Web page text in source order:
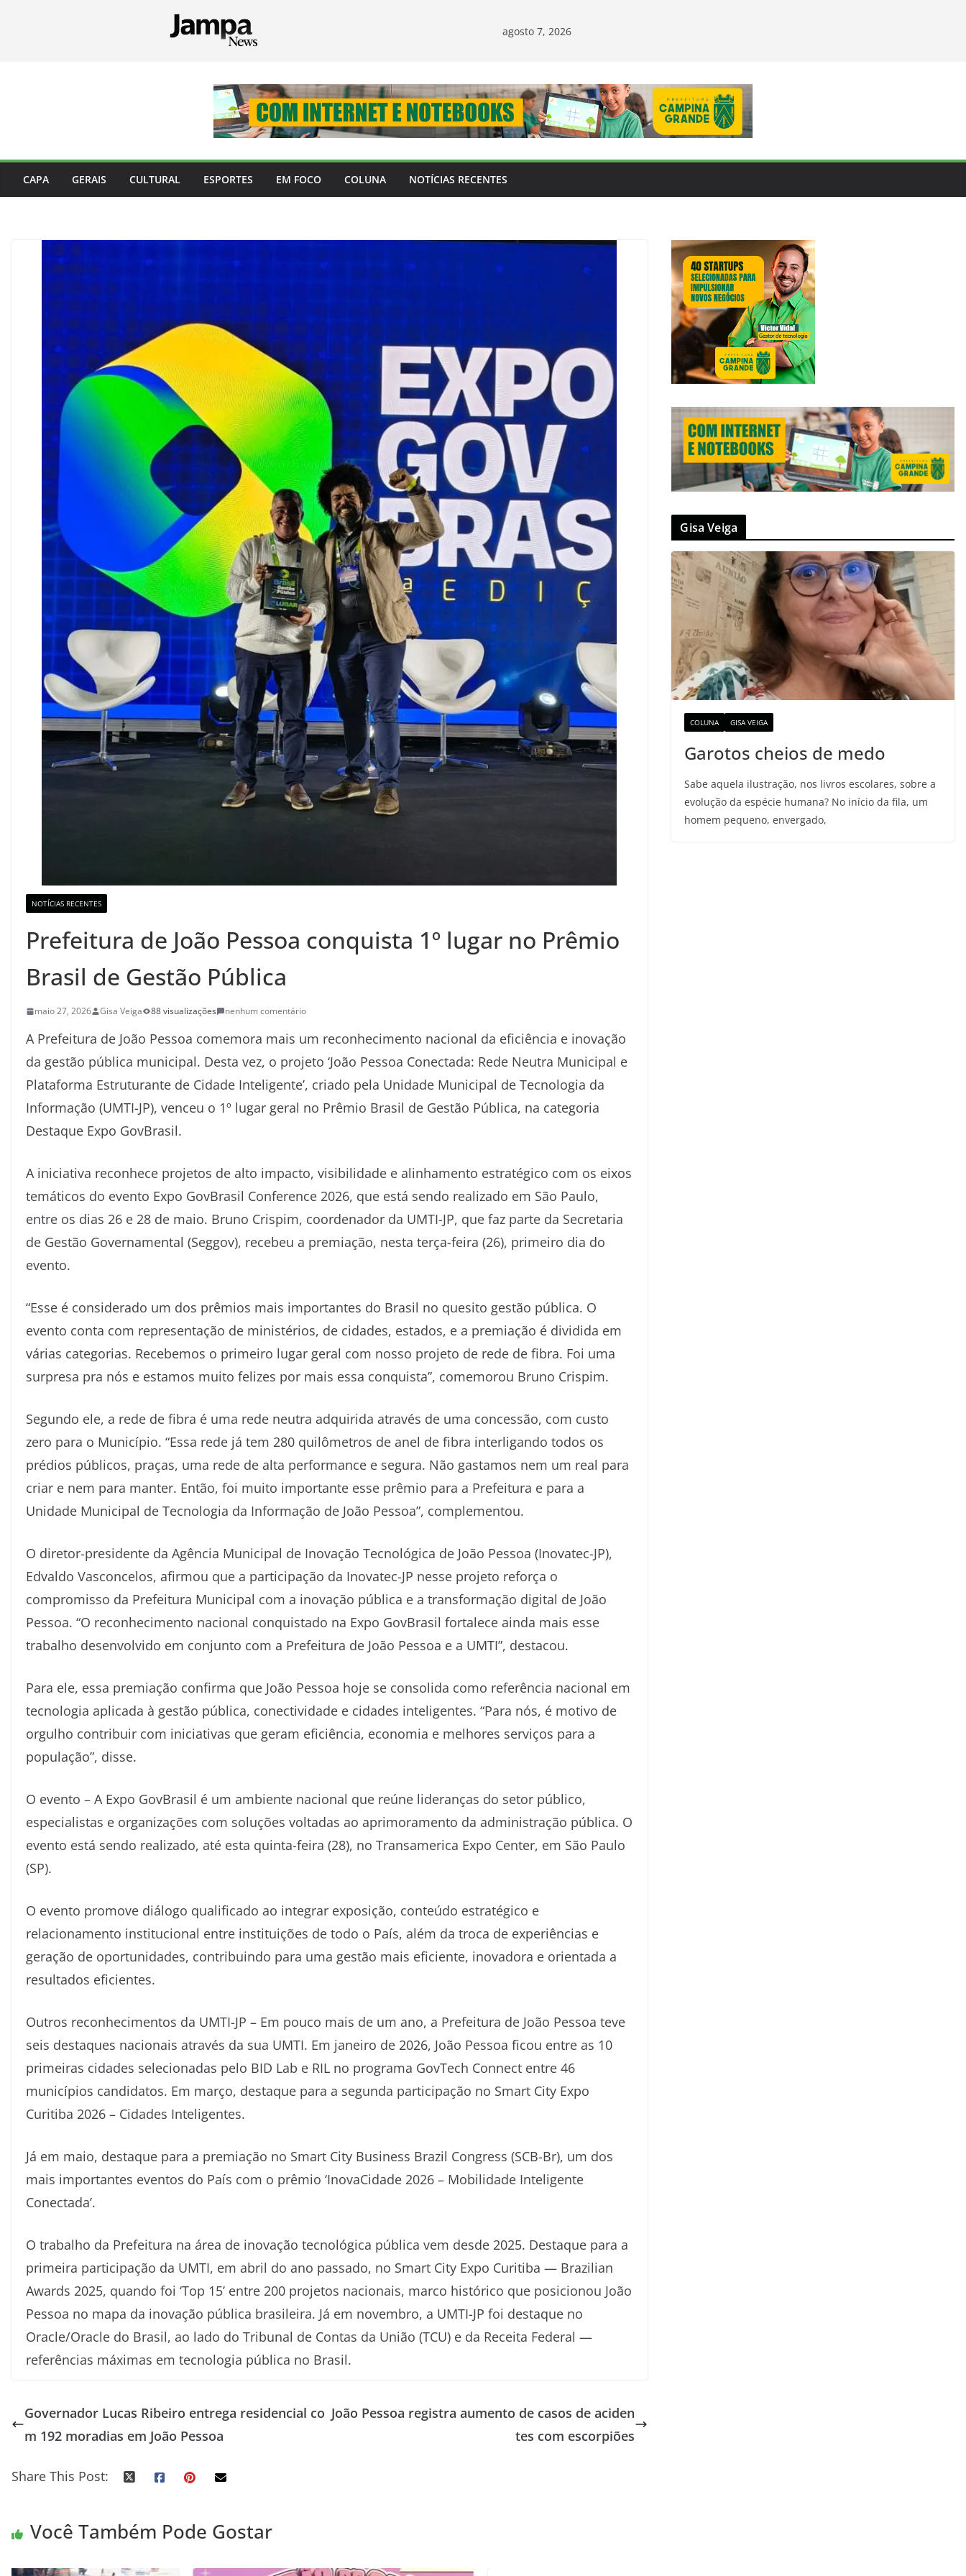
agosto 7, 2026
CAPA GERAIS CULTURAL ESPORTES EM FOCO COLUNA NOTÍCIAS RECENTES
NOTÍCIAS RECENTES
Prefeitura de João Pessoa conquista 1º lugar no Prêmio
Brasil de Gestão Pública
maio 27, 2026 Gisa Veiga 88 visualizações nenhum comentário
A Prefeitura de João Pessoa comemora mais um reconhecimento nacional da eficiência e inovação
da gestão pública municipal. Desta vez, o projeto ‘João Pessoa Conectada: Rede Neutra Municipal e
Plataforma Estruturante de Cidade Inteligente’, criado pela Unidade Municipal de Tecnologia da
Informação (UMTI-JP), venceu o 1º lugar geral no Prêmio Brasil de Gestão Pública, na categoria
Destaque Expo GovBrasil.
A iniciativa reconhece projetos de alto impacto, visibilidade e alinhamento estratégico com os eixos
temáticos do evento Expo GovBrasil Conference 2026, que está sendo realizado em São Paulo,
entre os dias 26 e 28 de maio. Bruno Crispim, coordenador da UMTI-JP, que faz parte da Secretaria
de Gestão Governamental (Seggov), recebeu a premiação, nesta terça-feira (26), primeiro dia do
evento.
“Esse é considerado um dos prêmios mais importantes do Brasil no quesito gestão pública. O
evento conta com representação de ministérios, de cidades, estados, e a premiação é dividida em
várias categorias. Recebemos o primeiro lugar geral com nosso projeto de rede de fibra. Foi uma
surpresa pra nós e estamos muito felizes por mais essa conquista”, comemorou Bruno Crispim.
Segundo ele, a rede de fibra é uma rede neutra adquirida através de uma concessão, com custo
zero para o Município. “Essa rede já tem 280 quilômetros de anel de fibra interligando todos os
prédios públicos, praças, uma rede de alta performance e segura. Não gastamos nem um real para
criar e nem para manter. Então, foi muito importante esse prêmio para a Prefeitura e para a
Unidade Municipal de Tecnologia da Informação de João Pessoa”, complementou.
O diretor-presidente da Agência Municipal de Inovação Tecnológica de João Pessoa (Inovatec-JP),
Edvaldo Vasconcelos, afirmou que a participação da Inovatec-JP nesse projeto reforça o
compromisso da Prefeitura Municipal com a inovação pública e a transformação digital de João
Pessoa. “O reconhecimento nacional conquistado na Expo GovBrasil fortalece ainda mais esse
trabalho desenvolvido em conjunto com a Prefeitura de João Pessoa e a UMTI”, destacou.
Para ele, essa premiação confirma que João Pessoa hoje se consolida como referência nacional em
tecnologia aplicada à gestão pública, conectividade e cidades inteligentes. “Para nós, é motivo de
orgulho contribuir com iniciativas que geram eficiência, economia e melhores serviços para a
população”, disse.
O evento – A Expo GovBrasil é um ambiente nacional que reúne lideranças do setor público,
especialistas e organizações com soluções voltadas ao aprimoramento da administração pública. O
evento está sendo realizado, até esta quinta-feira (28), no Transamerica Expo Center, em São Paulo
(SP).
O evento promove diálogo qualificado ao integrar exposição, conteúdo estratégico e
relacionamento institucional entre instituições de todo o País, além da troca de experiências e
geração de oportunidades, contribuindo para uma gestão mais eficiente, inovadora e orientada a
resultados eficientes.
Outros reconhecimentos da UMTI-JP – Em pouco mais de um ano, a Prefeitura de João Pessoa teve
seis destaques nacionais através da sua UMTI. Em janeiro de 2026, João Pessoa ficou entre as 10
primeiras cidades selecionadas pelo BID Lab e RIL no programa GovTech Connect entre 46
municípios candidatos. Em março, destaque para a segunda participação no Smart City Expo
Curitiba 2026 – Cidades Inteligentes.
Já em maio, destaque para a premiação no Smart City Business Brazil Congress (SCB-Br), um dos
mais importantes eventos do País com o prêmio ‘InovaCidade 2026 – Mobilidade Inteligente
Conectada’.
O trabalho da Prefeitura na área de inovação tecnológica pública vem desde 2025. Destaque para a
primeira participação da UMTI, em abril do ano passado, no Smart City Expo Curitiba — Brazilian
Awards 2025, quando foi ‘Top 15’ entre 200 projetos nacionais, marco histórico que posicionou João
Pessoa no mapa da inovação pública brasileira. Já em novembro, a UMTI-JP foi destaque no
Oracle/Oracle do Brasil, ao lado do Tribunal de Contas da União (TCU) e da Receita Federal —
referências máximas em tecnologia pública no Brasil.
Governador Lucas Ribeiro entrega residencial co
m 192 moradias em João Pessoa
João Pessoa registra aumento de casos de aciden
tes com escorpiões
Share This Post:
Você Também Pode Gostar
Gisa Veiga
COLUNA GISA VEIGA
Garotos cheios de medo
Sabe aquela ilustração, nos livros escolares, sobre a
evolução da espécie humana? No início da fila, um
homem pequeno, envergado,